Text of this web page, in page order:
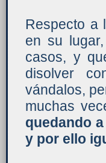
Respecto a
en su
casos, y
disolver
vándalos,
muchas
quedando
y por ello